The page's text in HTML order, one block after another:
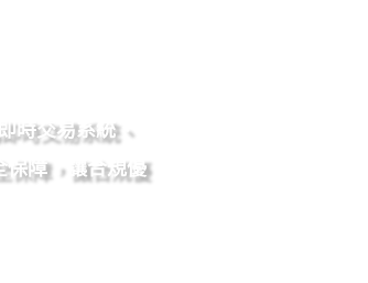
時交易系統、
保障，讓合規優